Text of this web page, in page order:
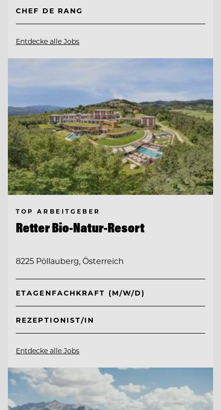
CHEF DE RANG
Entdecke alle Jobs
TOP ARBEITGEBER
Retter Bio-Natur-Resort
8225 Pöllauberg, Österreich
ETAGENFACHKRAFT (M/W/D)
REZEPTIONIST/IN
Entdecke alle Jobs